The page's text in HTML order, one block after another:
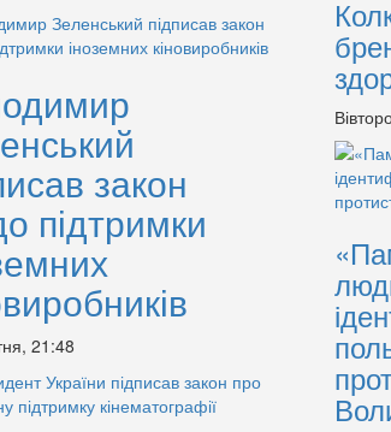
закон
підтримки
21:48